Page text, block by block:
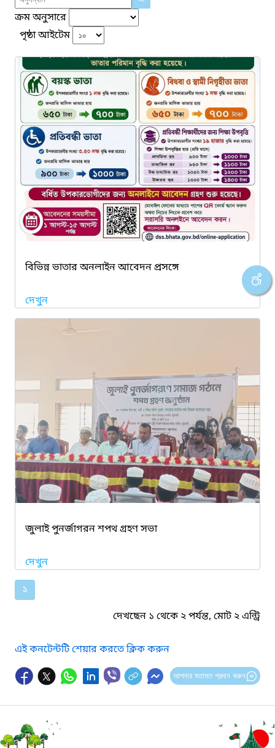
ক্রম অনুসারে
পৃষ্ঠা আইটেম
বিভিন্ন ভাতার অনলাইন আবেদন প্রসঙ্গে
দেখুন
জুলাই পুনর্জাগরন শপথ গ্রহণ সভা
দেখুন
১
দেখছেন ১ থেকে ২ পর্যন্ত, মোট ২ এন্ট্রি
এই কনটেন্টটি শেয়ার করতে ক্লিক করুন
আপনার মতামত প্রদান করুন